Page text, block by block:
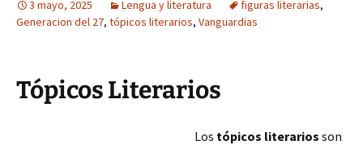
3 mayo, 2025 Lengua y literatura figuras literarias,
Generacion del 27, tópicos literarios, Vanguardias
Tópicos Literarios
Los tópicos literarios son